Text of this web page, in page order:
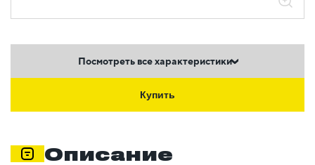
Посмотреть все характеристики
Купить
Описание